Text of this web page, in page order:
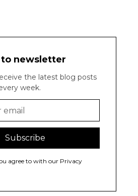
to newsletter
the latest blog posts
week.
agree to with our Privacy